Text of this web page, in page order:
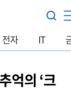
전자 IT
억의 ‘크